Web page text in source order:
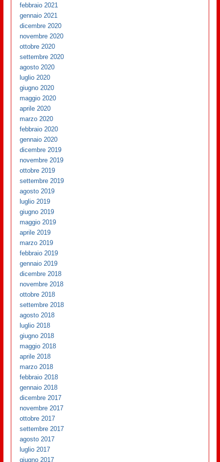
febbraio 2021
gennaio 2021
dicembre 2020
novembre 2020
ottobre 2020
settembre 2020
agosto 2020
luglio 2020
giugno 2020
maggio 2020
aprile 2020
marzo 2020
febbraio 2020
gennaio 2020
dicembre 2019
novembre 2019
ottobre 2019
settembre 2019
agosto 2019
luglio 2019
giugno 2019
maggio 2019
aprile 2019
marzo 2019
febbraio 2019
gennaio 2019
dicembre 2018
novembre 2018
ottobre 2018
settembre 2018
agosto 2018
luglio 2018
giugno 2018
maggio 2018
aprile 2018
marzo 2018
febbraio 2018
gennaio 2018
dicembre 2017
novembre 2017
ottobre 2017
settembre 2017
agosto 2017
luglio 2017
giugno 2017